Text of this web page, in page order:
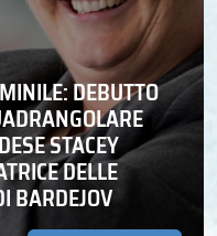
DEBUTTO
STACEY
DELLE
BARDEJOV